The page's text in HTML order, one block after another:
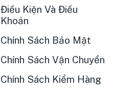
Điều Kiện Và Điều
Khoản
Chính Sách Bảo Mật
Chính Sách Vận Chuyển
Chính Sách Kiểm Hàng